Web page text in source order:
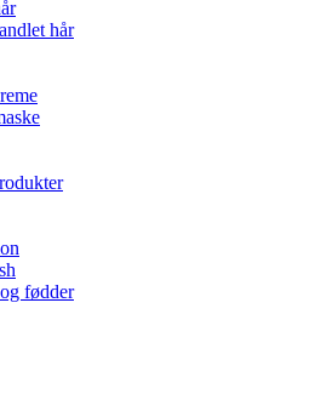
hår
fødder